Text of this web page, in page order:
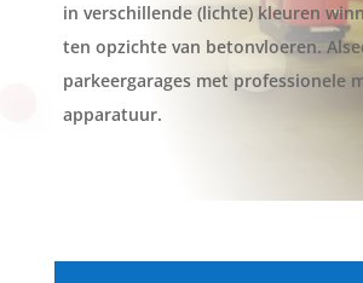
in verschillende (lichte) kleuren
ten opzichte van betonvloeren.
parkeergarages met professionele
apparatuur.